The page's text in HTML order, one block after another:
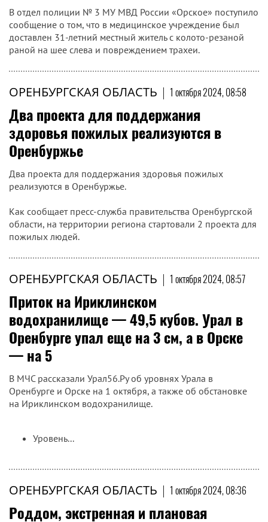
В отдел полиции № 3 МУ МВД России «Орское» поступило
сообщение о том, что в медицинское учреждение был
доставлен 31-летний местный житель с колото-резаной
раной на шее слева и повреждением трахеи.
ОРЕНБУРГСКАЯ ОБЛАСТЬ | 1 октября 2024, 08:58
Два проекта для поддержания
здоровья пожилых реализуются в
Оренбуржье
Два проекта для поддержания здоровья пожилых
реализуются в Оренбуржье.
Как сообщает пресс-служба правительства Оренбургской
области, на территории региона стартовали 2 проекта для
пожилых людей.
ОРЕНБУРГСКАЯ ОБЛАСТЬ | 1 октября 2024, 08:57
Приток на Ириклинском
водохранилище — 49,5 кубов. Урал в
Оренбурге упал еще на 3 см, а в Орске
— на 5
В МЧС рассказали Урал56.Ру об уровнях Урала в
Оренбурге и Орске на 1 октября, а также об обстановке
на Ириклинском водохранилище.
Уровень...
ОРЕНБУРГСКАЯ ОБЛАСТЬ | 1 октября 2024, 08:36
Роддом, экстренная и плановая